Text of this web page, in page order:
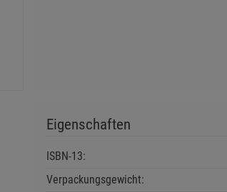
Eigenschaften
ISBN-13:
Verpackungsgewicht: